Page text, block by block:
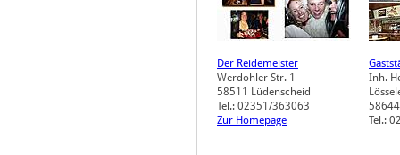
Der Reidemeister
Werdohler Str. 1
58511
Lüdenscheid
Tel.: 02351/363063
Zur Homepage
Inh.
58644
Tel.: